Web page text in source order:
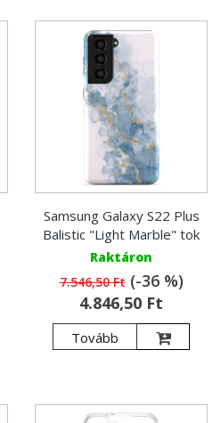
Samsung Galaxy S22 Plus
Balistic "Light Marble" tok
Raktáron
7.546,50 Ft(-36 %)
4.846,50 Ft
Tovább